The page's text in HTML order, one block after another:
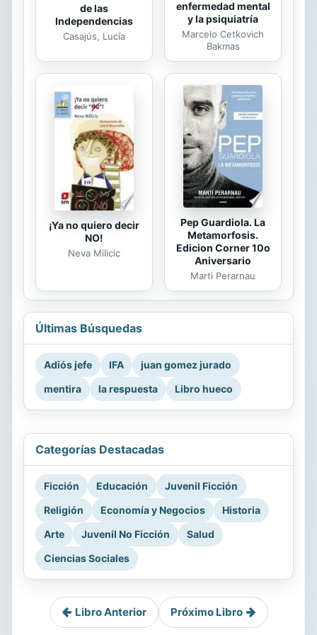
de las
Independencias
Casajús, Lucía
enfermedad mental
y la psiquiatría
Marcelo Cetkovich
Bakmas
¡Ya no quiero decir
NO!
Neva Milicic
Pep Guardiola. La
Metamorfosis.
Edicion Corner 10o
Aniversario
Marti Perarnau
Últimas Búsquedas
Adiós jefe IFA
juan gomez jurado
mentira
la respuesta Libro hueco
Categorías Destacadas
Ficción Educación
Juvenil Ficción
Religión
Economía y Negocios
Historia
Arte
Juvenil No Ficción
Salud
Ciencias Sociales
Libro Anterior Próximo Libro